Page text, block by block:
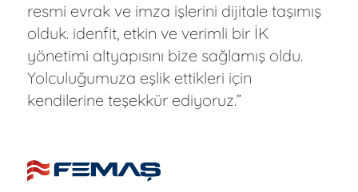
resmi evrak ve imza işlerini dijitale taşımış
olduk. idenfit, etkin ve verimli bir İK
yönetimi altyapısını bize sağlamış oldu.
Yolculuğumuza eşlik ettikleri için
kendilerine teşekkür ediyoruz.”